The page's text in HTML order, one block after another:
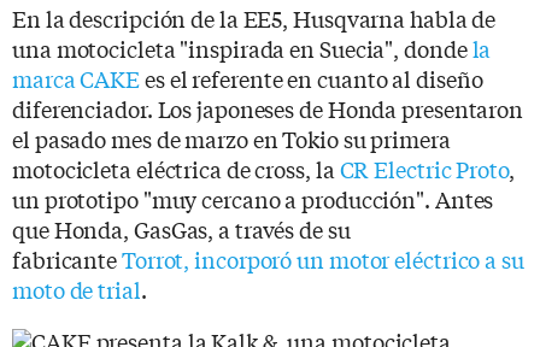
En la descripción de la EE5, Husqvarna habla de
una motocicleta "inspirada en Suecia", dondela
marca CAKEes el referente en cuanto al diseño
diferenciador. Los japoneses de Honda presentaron
el pasado mes de marzo en Tokio su primera
motocicleta eléctrica de cross, la CR Electric Proto,
un prototipo "muy cercano a producción". Antes
que Honda, GasGas, a través de su
fabricanteTorrot, incorporó un motor eléctrico a su
moto de trial.